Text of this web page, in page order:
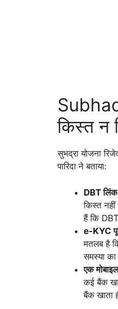
किस्त न
सुभद्रा योजना
पारिदा ने बताया:
DBT लिंक
किस्त
हैं कि
e-KYC
मतलब है
समस्या
एक
कई बैंक
बैंक खाता